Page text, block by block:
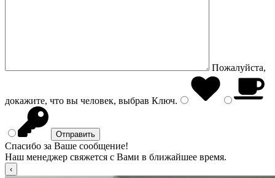
Пожалуйста,
докажите, что вы человек, выбрав Ключ.
Спасибо за Ваше сообщение!
Наш менеджер свяжется с Вами в ближайшее время.